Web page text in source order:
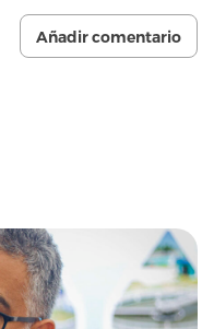
Añadir comentario